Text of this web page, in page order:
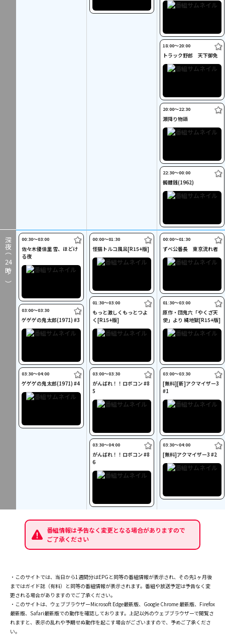
深夜（
24
時～）
18:00〜20:00
トラック野郎 天下御免
20:00〜22:30
瀬降り物語
22:30〜00:00
髑髏銭(1962)
00:30〜03:00
佐々木優佳里 雪、ほどけ
る夜
03:00〜03:30
ゲゲゲの鬼太郎(1971) #3
03:30〜04:00
ゲゲゲの鬼太郎(1971) #4
00:00〜01:30
怪猫トルコ風呂[R15+版]
01:30〜03:00
もっと激しくもっとつよ
く[R15+版]
03:00〜03:30
がんばれ！！ロボコン #8
5
03:30〜04:00
がんばれ！！ロボコン #8
6
00:00〜01:30
ずべ公番長 東京流れ者
01:30〜03:00
原作・団鬼六「やくざ天
使」より 縄地獄[R15+版]
03:00〜03:30
[無料][新]アクマイザー3
#1
03:30〜04:00
[無料]アクマイザー3 #2
番組情報は予告なく変更となる場合がありますので
ご了承ください
・このサイトでは、当日から1週間分はEPGと同等の番組情報が表示され、その先1ヶ月後
まではガイド誌（有料）と同等の番組情報が表示されます。番組や放送予定は予告なく変
更される場合がありますのでご了承ください。
・このサイトは、ウェブブラウザーMicrosoft Edge最新版、Google Chrome 最新版、Firefox
最新版、Safari最新版での動作を確認しております。上記以外のウェブブラウザーで閲覧さ
れますと、表示の乱れや予期せぬ動作を起こす場合がございますので、予めご了承くださ
い。